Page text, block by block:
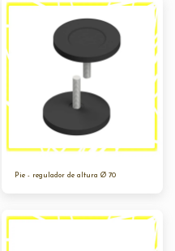
Pie - regulador de altura Ø 70